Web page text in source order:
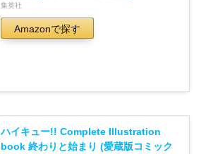
集英社
Amazonで探す
ハイキュー!! Complete Illustration
book 終わりと始まり (愛蔵版コミック